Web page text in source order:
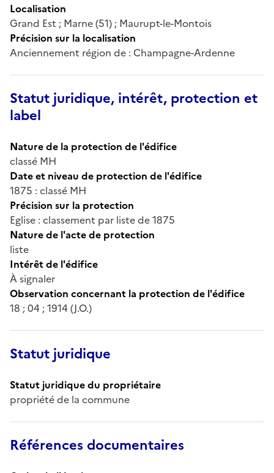
Localisation
Grand Est ; Marne (51) ; Maurupt-le-Montois
Précision sur la localisation
Anciennement région de : Champagne-Ardenne
Statut juridique, intérêt, protection et
label
Nature de la protection de l'édifice
classé MH
Date et niveau de protection de l'édifice
1875 : classé MH
Précision sur la protection
Eglise : classement par liste de 1875
Nature de l'acte de protection
liste
Intérêt de l'édifice
À signaler
Observation concernant la protection de l'édifice
18 ; 04 ; 1914 (J.O.)
Statut juridique
Statut juridique du propriétaire
propriété de la commune
Références documentaires